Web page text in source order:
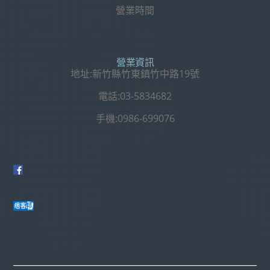
營業時間
營業資訊
地址:新竹縣竹東鎮竹中路19號
電話:03-5834682
手機:0986-699076